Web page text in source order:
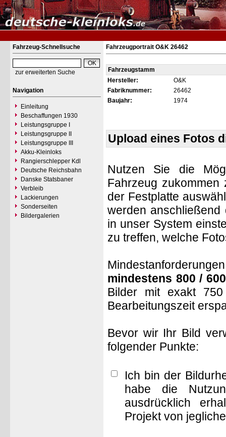
Fahrzeug-Schnellsuche
zur erweiterten Suche
Navigation
Einleitung
Beschaffungen 1930
Leistungsgruppe I
Leistungsgruppe II
Leistungsgruppe III
Akku-Kleinloks
Rangierschlepper Kdl
Deutsche Reichsbahn
Danske Statsbaner
Verbleib
Lackierungen
Sonderseiten
Bildergalerien
Fahrzeugportrait O&K 26462
Fahrzeugstamm
Hersteller:
O&K
Fabriknummer:
26462
Baujahr:
1974
Upload eines Fotos
Nutzen Sie die
Fahrzeug
der Festplatte
werden anschließend
in unser System
zu treffen, welche
mindestens 800 /
Bilder mit exakt
Bearbeitungszeit
Bevor wir Ihr Bild
folgender Punkte:
Ich bin der
habe die
ausdrücklich
Projekt von